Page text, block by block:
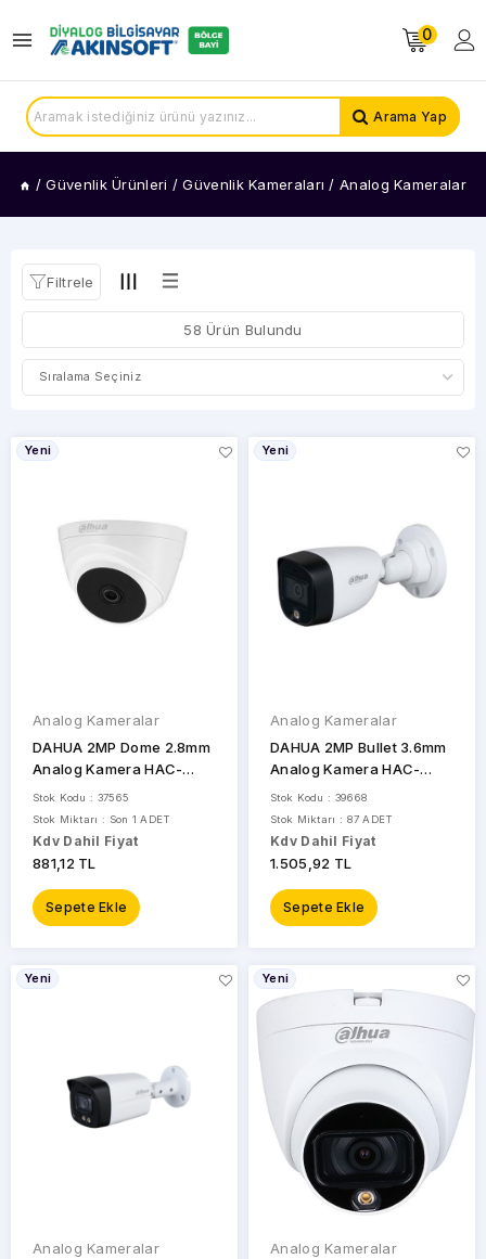
0
Arama Yap
/ Güvenlik Ürünleri / Güvenlik Kameraları / Analog Kameralar
KATEGORİLER
Kameralar
Solar
Kameralar
Kameralar
Termal
FİYAT
DAHUA
STOK
DURUMU
Filtrele
58 Ürün Bulundu
Yeni
Analog Kameralar
DAHUA 2MP Dome 2.8mm
Analog Kamera HAC-
T1A21-0280B
Stok Kodu : 37565
Stok Miktarı : Son 1 ADET
Kdv Dahil Fiyat
881,12 TL
Sepete Ekle
Yeni
Analog Kameralar
DAHUA 2MP Bullet 3.6mm
Analog Kamera HAC-
HFW1209CP-LED-0360B
Stok Kodu : 39668
Stok Miktarı : 87 ADET
Kdv Dahil Fiyat
1.505,92 TL
Sepete Ekle
Yeni
Analog Kameralar
Yeni
Analog Kameralar